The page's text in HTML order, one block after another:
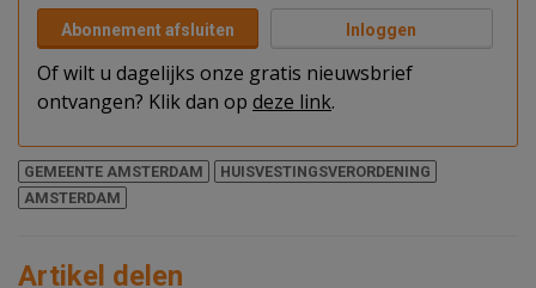
Abonnement afsluiten Inloggen
Of wilt u dagelijks onze gratis nieuwsbrief
ontvangen? Klik dan op deze link.
GEMEENTE AMSTERDAM
HUISVESTINGSVERORDENING
AMSTERDAM
Artikel delen